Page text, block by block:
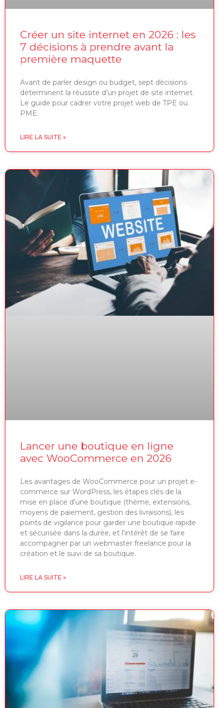
Créer un site internet en 2026 : les
7 décisions à prendre avant la
première maquette
Avant de parler design ou budget, sept décisions
déterminent la réussite d’un projet de site internet.
Le guide pour cadrer votre projet web de TPE ou
PME.
LIRE LA SUITE »
Lancer une boutique en ligne
avec WooCommerce en 2026
Les avantages de WooCommerce pour un projet e-
commerce sur WordPress, les étapes clés de la
mise en place d’une boutique (thème, extensions,
moyens de paiement, gestion des livraisons), les
points de vigilance pour garder une boutique rapide
et sécurisée dans la durée, et l’intérêt de se faire
accompagner par un webmaster freelance pour la
création et le suivi de sa boutique.
LIRE LA SUITE »